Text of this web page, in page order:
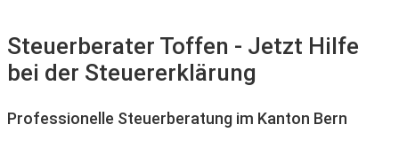
Steuerberater Toffen - Jetzt Hilfe
bei der Steuererklärung
Professionelle Steuerberatung im Kanton Bern